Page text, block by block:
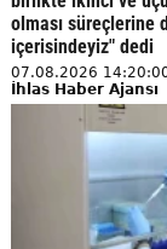
olması süreçlerine
içerisindeyiz" dedi
07.08.2026
İhlas Haber Ajansı